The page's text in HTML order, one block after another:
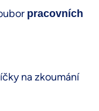
pracovních
na zkoumání